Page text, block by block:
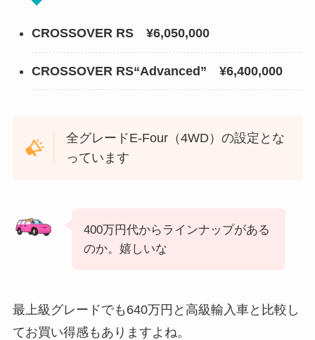
CROSSOVER RS ¥6,050,000
CROSSOVER RS“Advanced” ¥6,400,000
全グレードE-Four（4WD）の設定とな
っています
400万円代からラインナップがある
のか。嬉しいな
最上級グレードでも640万円と高級輸入車と比較し
てお買い得感もありますよね。